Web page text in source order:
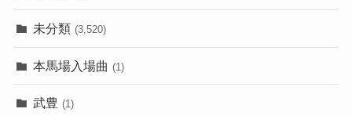
未分類 (3,520)
本馬場入場曲 (1)
武豊 (1)